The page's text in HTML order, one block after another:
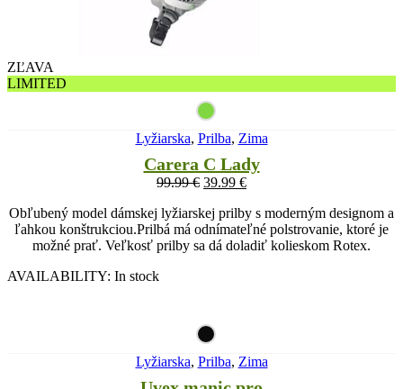
ZĽAVA
LIMITED
Lyžiarska, Prilba, Zima
Carera C Lady
99.99€ 39.99 €
Obľubený model dámskej lyžiarskej prilby s moderným designom a
ľahkou konštrukciou.Prilbá má odnímateľné polstrovanie, ktoré je
možné prať. Veľkosť prilby sa dá doladiť kolieskom Rotex.
AVAILABILITY: In stock
Lyžiarska, Prilba, Zima